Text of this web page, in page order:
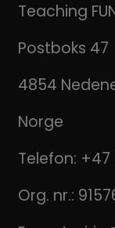
Teaching
Postboks 47
4854
Norge
Telefon: +47
Org. nr.: